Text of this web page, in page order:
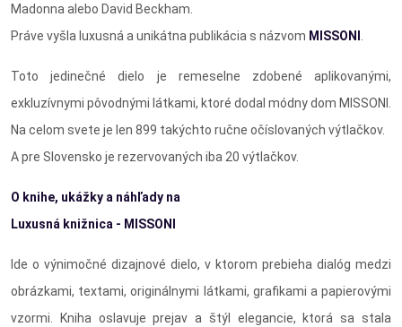
Madonna alebo David Beckham.
Práve vyšla luxusná a unikátna publikácia s názvom MISSONI
Toto jedinečné dielo je remeselne zdobené aplikovanými,
exkluzívnymi pôvodnými látkami, ktoré dodal módny dom MISSONI.
Na celom svete je len 899 takýchto ručne očíslovaných výtlačkov.
A pre Slovensko je rezervovaných iba 20 výtlačkov.
O knihe, ukážky a náhľady na
Luxusná knižnica - MISSONI
Ide o výnimočné dizajnové dielo, v ktorom prebieha dialóg medzi
obrázkami, textami, originálnymi látkami, grafikami a papierovými
vzormi. Kniha oslavuje prejav a štýl elegancie, ktorá sa stala